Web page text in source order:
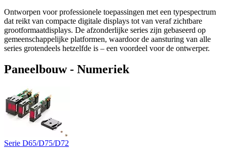
Ontworpen voor professionele toepassingen met een typespectrum
dat reikt van compacte digitale displays tot van veraf zichtbare
grootformaatdisplays. De afzonderlijke series zijn gebaseerd op
gemeenschappelijke platformen, waardoor de aansturing van alle
series grotendeels hetzelfde is – een voordeel voor de ontwerper.
Paneelbouw - Numeriek
Serie D65/D75/D72